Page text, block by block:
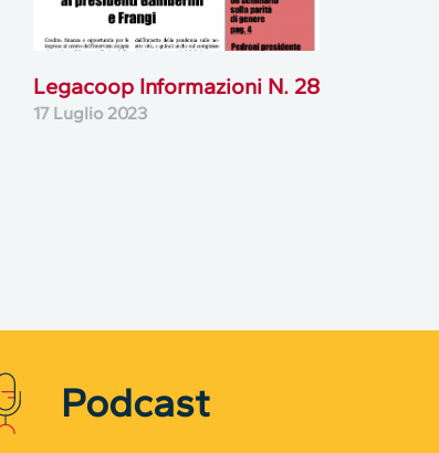
Legacoop Informazioni N. 28
17 Luglio 2023
Podcast